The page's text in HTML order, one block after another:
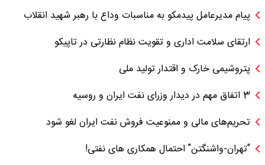
پیام مدیرعامل پیدمکو به مناسبات وداع با رهبر شهید انقلاب
ارتقای سلامت اداری و تقویت نظام نظارتی در تاپیکو
پتروشیمی خارک و اقتدار تولید ملی
3 اتفاق مهم در دیدار وزرای نفت ایران و روسیه
تحریم‌های مالی و ممنوعیت فروش نفت ایران لغو شود
"تهران-واشنگتن" احتمال همکاری های نفتی!